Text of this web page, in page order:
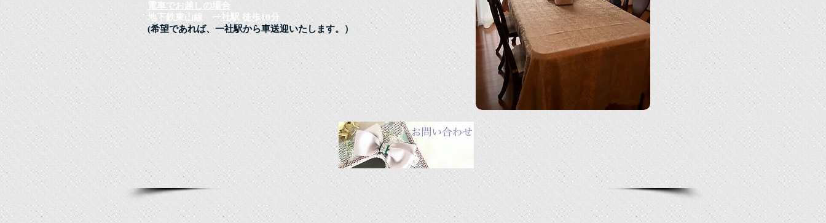
電車でお越しの場合
地下鉄東山線 一社駅 徒歩10分
​(希望であれば、一社駅から車送迎いたします。）